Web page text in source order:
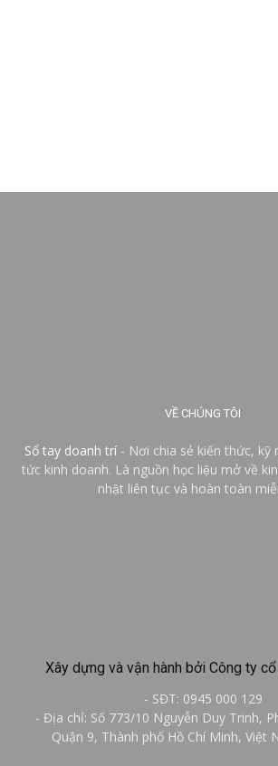
VỀ CHÚNG TÔI
Sổ tay doanh trí - Nơi chia sẻ kiến thức, kỹ
tức kinh doanh. Là nguồn học liệu mở về
nhật liên tục và hoàn toàn
Xây dựng và vận hành bởi Công ty
- SĐT: 0945 000 129
- Địa chỉ: Số 773/10 Nguyễn Duy Trinh,
Quận 9, Thành phố Hồ Chí Minh, Việt